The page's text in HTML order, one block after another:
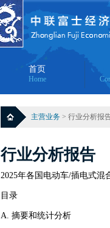
首页
Home
主营业务 > 行业分析报
行业分析报告
2025年各国电动车/插电式混
目录
A. 摘要和统计分析